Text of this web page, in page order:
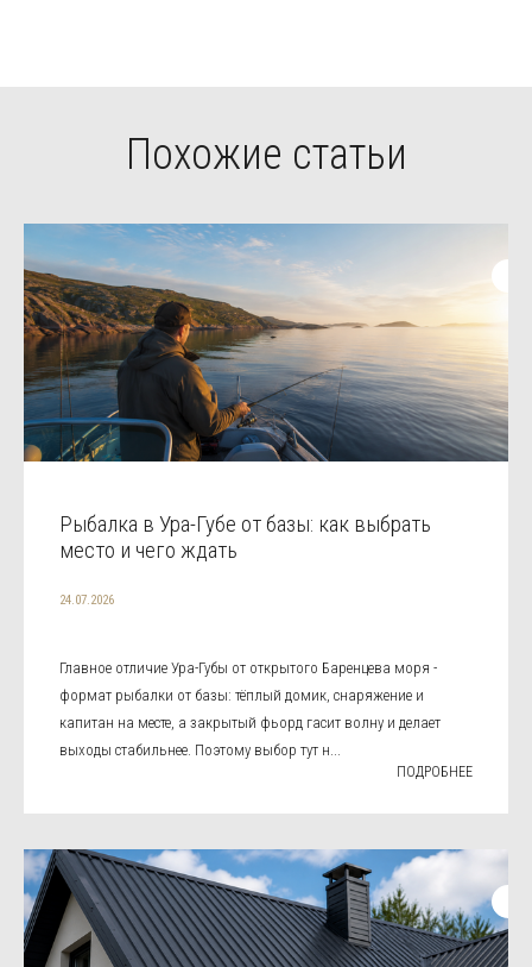
Похожие статьи
Рыбалка в Ура-Губе от базы: как выбрать
место и чего ждать
24.07.2026
Главное отличие Ура-Губы от открытого Баренцева моря -
формат рыбалки от базы: тёплый домик, снаряжение и
капитан на месте, а закрытый фьорд гасит волну и делает
выходы стабильнее. Поэтому выбор тут н...
ПОДРОБНЕЕ